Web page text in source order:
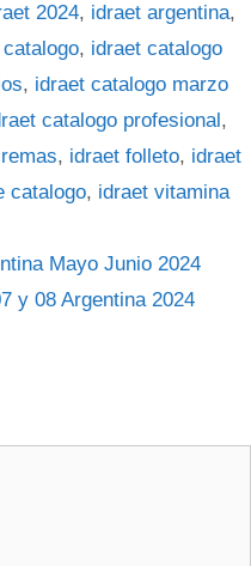
2024, idraet argentina,
, idraet catalogo
, idraet catalogo marzo
catalogo profesional,
, idraet folleto, idraet
catalogo, idraet vitamina
Mayo Junio 2024
y 08 Argentina 2024